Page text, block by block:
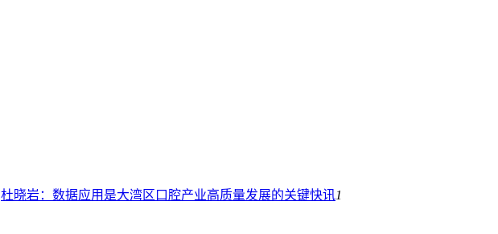
杜晓岩：数据应用是大湾区口腔产业高质量发展的关键快讯1